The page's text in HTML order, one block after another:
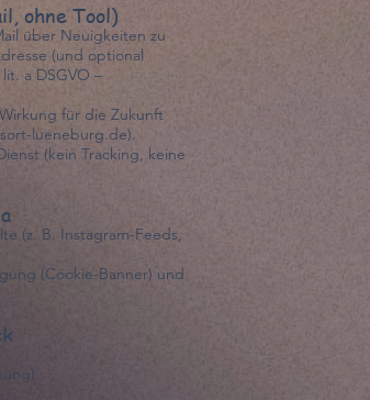
ohne Tool)
über Neuigkeiten zu
(und optional
a DSGVO –
für die Zukunft
lueneburg.de).
(kein Tracking, keine
(z. B. Instagram-Feeds,
(Cookie-Banner) und